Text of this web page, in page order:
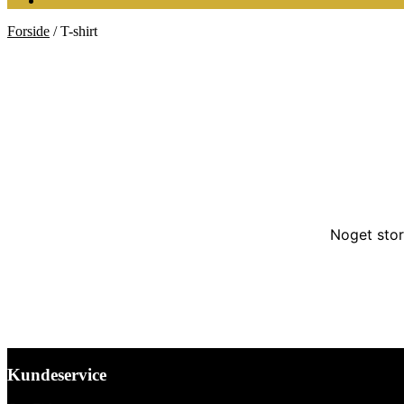
Forside /T-shirt
Noget
Kundeservice